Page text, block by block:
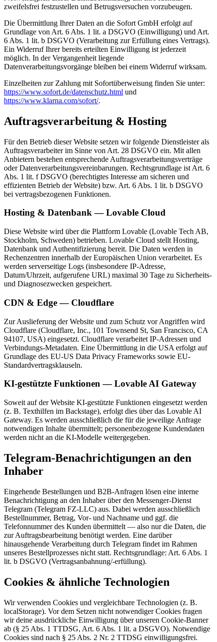
zweifelsfrei festzustellen und Betrugsversuchen vorzubeugen.
Die Übermittlung Ihrer Daten an die Sofort GmbH erfolgt auf
Grundlage von Art. 6 Abs. 1 lit. a DSGVO (Einwilligung) und Art.
6 Abs. 1 lit. b DSGVO (Verarbeitung zur Erfüllung eines Vertrags).
Ein Widerruf Ihrer bereits erteilten Einwilligung ist jederzeit
möglich. In der Vergangenheit liegende
Datenverarbeitungsvorgänge bleiben bei einem Widerruf wirksam.
Einzelheiten zur Zahlung mit Sofortüberweisung finden Sie unter:
https://www.sofort.de/datenschutz.html und
https://www.klarna.com/sofort/.
Auftragsverarbeitung & Hosting
Für den Betrieb dieser Website setzen wir folgende Dienstleister als
Auftragsverarbeiter im Sinne von Art. 28 DSGVO ein. Mit allen
Anbietern bestehen entsprechende Auftragsverarbeitungsverträge
oder Datenverarbeitungsvereinbarungen. Rechtsgrundlage ist Art. 6
Abs. 1 lit. f DSGVO (berechtigtes Interesse am sicheren und
effizienten Betrieb der Website) bzw. Art. 6 Abs. 1 lit. b DSGVO
bei vertragsbezogenen Funktionen.
Hosting & Datenbank — Lovable Cloud
Diese Website wird über die Plattform Lovable (Lovable Tech AB,
Stockholm, Schweden) betrieben. Lovable Cloud stellt Hosting,
Datenbank und Authentifizierung bereit. Die Daten werden in
Rechenzentren innerhalb der Europäischen Union verarbeitet. Es
werden serverseitige Logs (insbesondere IP-Adresse,
Datum/Uhrzeit, aufgerufene URL) maximal 30 Tage zu Sicherheits-
und Diagnosezwecken gespeichert.
CDN & Edge — Cloudflare
Zur Auslieferung der Website und zum Schutz vor Angriffen wird
Cloudflare (Cloudflare, Inc., 101 Townsend St, San Francisco, CA
94107, USA) eingesetzt. Cloudflare verarbeitet IP-Adressen und
Verbindungs-Metadaten. Eine Übermittlung in die USA erfolgt auf
Grundlage des EU-US Data Privacy Frameworks sowie EU-
Standardvertragsklauseln.
KI-gestützte Funktionen — Lovable AI Gateway
Soweit auf der Website KI-gestützte Funktionen eingesetzt werden
(z. B. Texthilfen im Backstage), erfolgt dies über das Lovable AI
Gateway. Es werden ausschließlich die für die jeweilige Anfrage
notwendigen Inhalte übermittelt; personenbezogene Kundendaten
werden nicht an die KI-Modelle weitergegeben.
Telegram-Benachrichtigungen an den
Inhaber
Eingehende Bestellungen und B2B-Anfragen lösen eine interne
Benachrichtigung an den Inhaber über den Messenger-Dienst
Telegram (Telegram FZ-LLC) aus. Dabei werden ausschließlich
Bestellnummer, Betrag, Vor- und Nachname und ggf. die
Telefonnummer des Kunden übermittelt — also nur die Daten, die
zur Auftragsbearbeitung benötigt werden. Eine darüber
hinausgehende Verarbeitung durch Telegram findet im Rahmen
unseres Bestellprozesses nicht statt. Rechtsgrundlage: Art. 6 Abs. 1
lit. b DSGVO (Vertragsanbahnung/-erfüllung).
Cookies & ähnliche Technologien
Wir verwenden Cookies und vergleichbare Technologien (z. B.
localStorage). Vor dem Setzen nicht notwendiger Cookies fragen
wir deine ausdrückliche Einwilligung über unseren Cookie-Banner
ab (§ 25 Abs. 1 TTDSG, Art. 6 Abs. 1 lit. a DSGVO). Notwendige
Cookies sind nach § 25 Abs. 2 Nr. 2 TTDSG einwilligungsfrei.